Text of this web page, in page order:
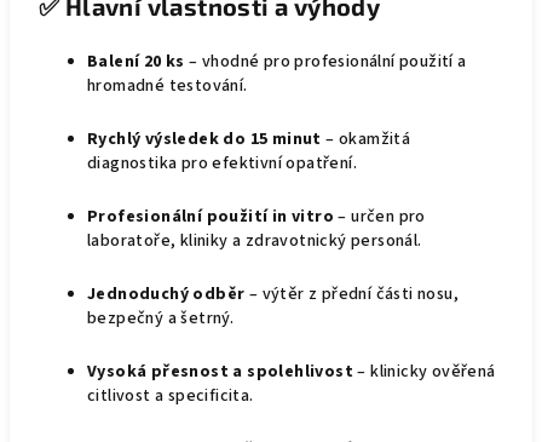
✅ Hlavní vlastnosti a výhody
Balení 20 ks – vhodné pro profesionální použití a
hromadné testování.
Rychlý výsledek do 15 minut – okamžitá
diagnostika pro efektivní opatření.
Profesionální použití in vitro – určen pro
laboratoře, kliniky a zdravotnický personál.
Jednoduchý odběr – výtěr z přední části nosu,
bezpečný a šetrný.
Vysoká přesnost a spolehlivost– klinicky ověřená
citlivost a specificita.